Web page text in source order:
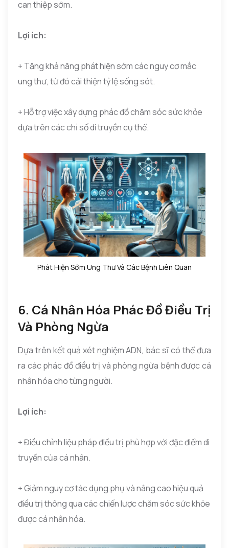
can thiệp sớm.
Lợi ích:
+ Tăng khả năng phát hiện sớm các nguy cơ mắc
ung thư, từ đó cải thiện tỷ lệ sống sót.
+ Hỗ trợ việc xây dựng phác đồ chăm sóc sức khỏe
dựa trên các chỉ số di truyền cụ thể.
Phát Hiện Sớm Ung Thư Và Các Bệnh Liên Quan
6. Cá Nhân Hóa Phác Đồ Điều Trị
Và Phòng Ngừa
Dựa trên kết quả xét nghiệm ADN, bác sĩ có thể đưa
ra các phác đồ điều trị và phòng ngừa bệnh được cá
nhân hóa cho từng người.
Lợi ích:
+ Điều chỉnh liệu pháp điều trị phù hợp với đặc điểm di
truyền của cá nhân.
+ Giảm nguy cơ tác dụng phụ và nâng cao hiệu quả
điều trị thông qua các chiến lược chăm sóc sức khỏe
được cá nhân hóa.